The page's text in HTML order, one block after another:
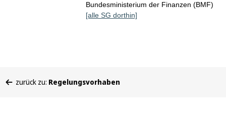
Bundesministerium der Finanzen (BMF)
[alle SG dorthin]
befinden
zurück zu: Regelungsvorhaben